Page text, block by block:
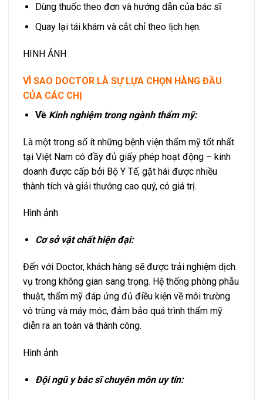
Dùng thuốc theo đơn và hướng dẫn của bác sĩ
Quay lại tái khám và cắt chỉ theo lịch hẹn.
HINH ẢNH
VÌ SAO DOCTOR LÀ SỰ LỰA CHỌN HÀNG ĐẦU
CỦA CÁC CHỊ
Về Kinh nghiệm trong ngành thẩm mỹ:
Là một trong số ít những bệnh viện thẩm mỹ tốt nhất
tại Việt Nam có đầy đủ giấy phép hoạt động – kinh
doanh được cấp bởi Bộ Y Tế, gặt hái được nhiều
thành tích và giải thưởng cao quý, có giá trị.
Hình ảnh
Cơ sở vật chất hiện đại:
Đến với Doctor, khách hàng sẽ được trải nghiệm dịch
vụ trong không gian sang trọng. Hệ thống phòng phẫu
thuật, thẩm mỹ đáp ứng đủ điều kiện về môi trường
vô trùng và máy móc, đảm bảo quá trình thẩm mỹ
diễn ra an toàn và thành công.
Hình ảnh
Đội ngũ y bác sĩ chuyên môn uy tín: